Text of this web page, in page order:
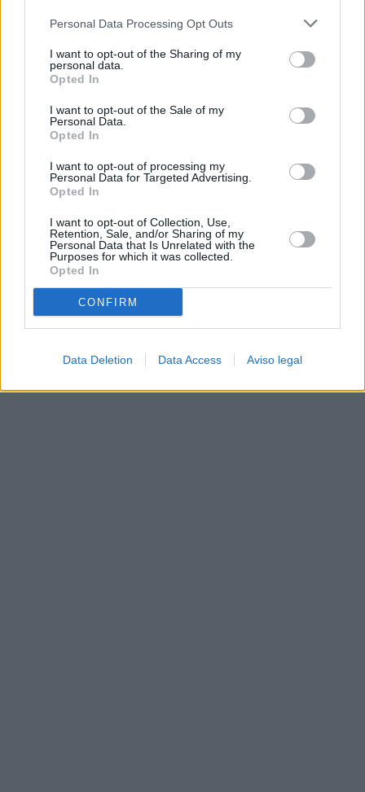
negar su consentimiento. Tenga en cuenta que algún
de su consentimiento, pero usted tiene el derecho de
rechazar tal procesamiento. Sus preferencias se aplicarán
cualquier momento entrando de nuevo en este sitio web o
visitando nuestra política de privacidad.
Personal Data Processing Opt Outs
I want to opt-out of the Sharing of my
personal data.
Opted In
I want to opt-out of the Sale of my
Personal Data.
Opted In
I want to opt-out of processing my
Personal Data for Targeted Advertising.
Opted In
I want to opt-out of Collection, Use,
Retention, Sale, and/or Sharing of my
Personal Data that Is Unrelated with the
Purposes for which it was collected.
Opted In
CONFIRM
Data Deletion Data Access Aviso legal